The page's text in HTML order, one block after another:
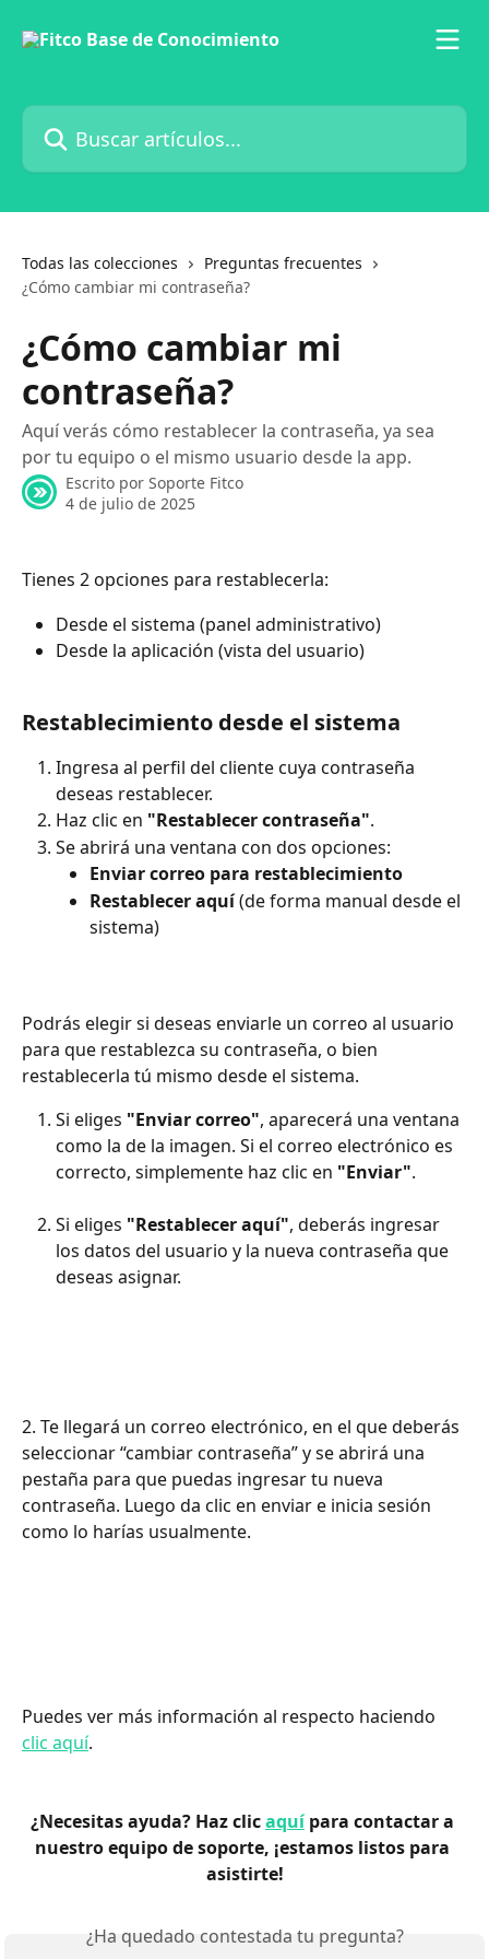
Buscar artículos...
Todas las colecciones
Preguntas frecuentes
¿Cómo cambiar mi contraseña?
¿Cómo cambiar mi
contraseña?
Aquí verás cómo restablecer la contraseña, ya sea
por tu equipo o el mismo usuario desde la app.
Escrito por Soporte Fitco
4 de julio de 2025
Tienes 2 opciones para restablecerla:
Desde el sistema (panel administrativo)
Desde la aplicación (vista del usuario)
Restablecimiento desde el sistema
Ingresa al perfil del cliente cuya contraseña
deseas restablecer.
Haz clic en "Restablecer contraseña".
Se abrirá una ventana con dos opciones:
Enviar correo para restablecimiento
Restablecer aquí (de forma manual desde el
sistema)
Podrás elegir si deseas enviarle un correo al usuario
para que restablezca su contraseña, o bien
restablecerla tú mismo desde el sistema.
Si eliges "Enviar correo", aparecerá una ventana
como la de la imagen. Si el correo electrónico es
correcto, simplemente haz clic en "Enviar".
Si eliges "Restablecer aquí", deberás ingresar
los datos del usuario y la nueva contraseña que
deseas asignar.
2. Te llegará un correo electrónico, en el que deberás
seleccionar “cambiar contraseña” y se abrirá una
pestaña para que puedas ingresar tu nueva
contraseña. Luego da clic en enviar e inicia sesión
como lo harías usualmente.
Puedes ver más información al respecto haciendo
clic aquí.
¿Necesitas ayuda? Haz clic aquí para contactar a
nuestro equipo de soporte, ¡estamos listos para
asistirte!
¿Ha quedado contestada tu pregunta?